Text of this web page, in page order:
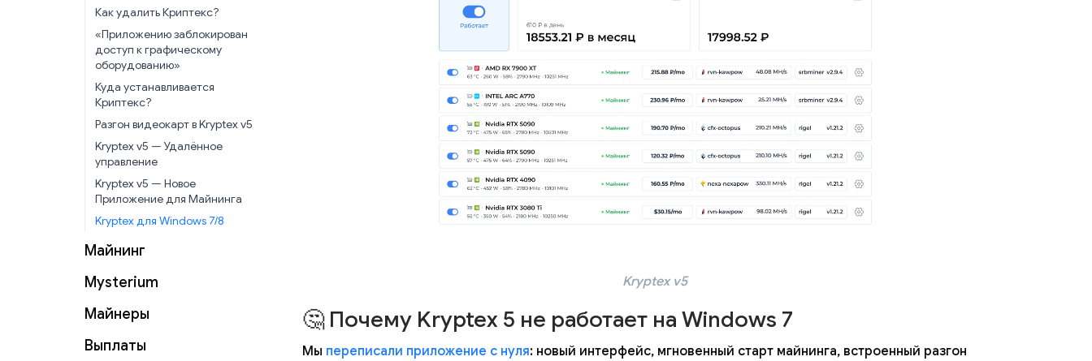
Как удалить Криптекс?
«Приложению заблокирован
доступ к графическому
оборудованию»
Куда устанавливается
Криптекс?
Разгон видеокарт в Kryptex v5
Kryptex v5 — Удалённое
управление
Kryptex v5 — Новое
Приложение для Майнинга
Kryptex для Windows 7/8
Майнинг
Mysterium
Майнеры
Выплаты
Kryptex v5
🤔 Почему Kryptex 5 не работает на Windows 7
Мы переписали приложение с нуля: новый интерфейс, мгновенный старт майнинга, встроенный разгон